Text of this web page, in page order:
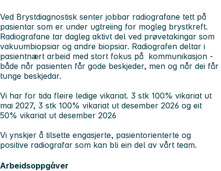
Ved Brystdiagnostisk senter jobbar radiografane tett på
pasientar som er under ugtreiing for mogleg brystkreft.
Radiografane tar dagleg aktivt del ved prøvetakingar som
vakuumbiopsiar og andre biopsiar. Radiografen deltar i
pasientnært arbeid med stort fokus på kommunikasjon -
både når pasienten får gode beskjeder, men og når dei får
tunge beskjedar.
Vi har for tida fleire ledige vikariat. 3 stk 100% vikariat ut
mai 2027, 3 stk 100% vikariat ut desember 2026 og eit
50% vikariat ut desember 2026
Vi ynskjer å tilsette engasjerte, pasientorienterte og
positive radiografar som kan bli ein del av vårt team.
Arbeidsoppgåver